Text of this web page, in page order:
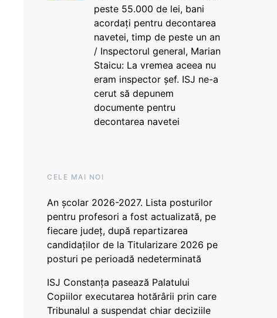
peste 55.000 de lei, bani
acordați pentru decontarea
navetei, timp de peste un an
/ Inspectorul general, Marian
Staicu: La vremea aceea nu
eram inspector șef. ISJ ne-a
cerut să depunem
documente pentru
decontarea navetei
CELE MAI NOI
An școlar 2026-2027. Lista posturilor
pentru profesori a fost actualizată, pe
fiecare județ, după repartizarea
candidaților de la Titularizare 2026 pe
posturi pe perioadă nedeterminată
ISJ Constanța pasează Palatului
Copiilor executarea hotărârii prin care
Tribunalul a suspendat chiar deciziile